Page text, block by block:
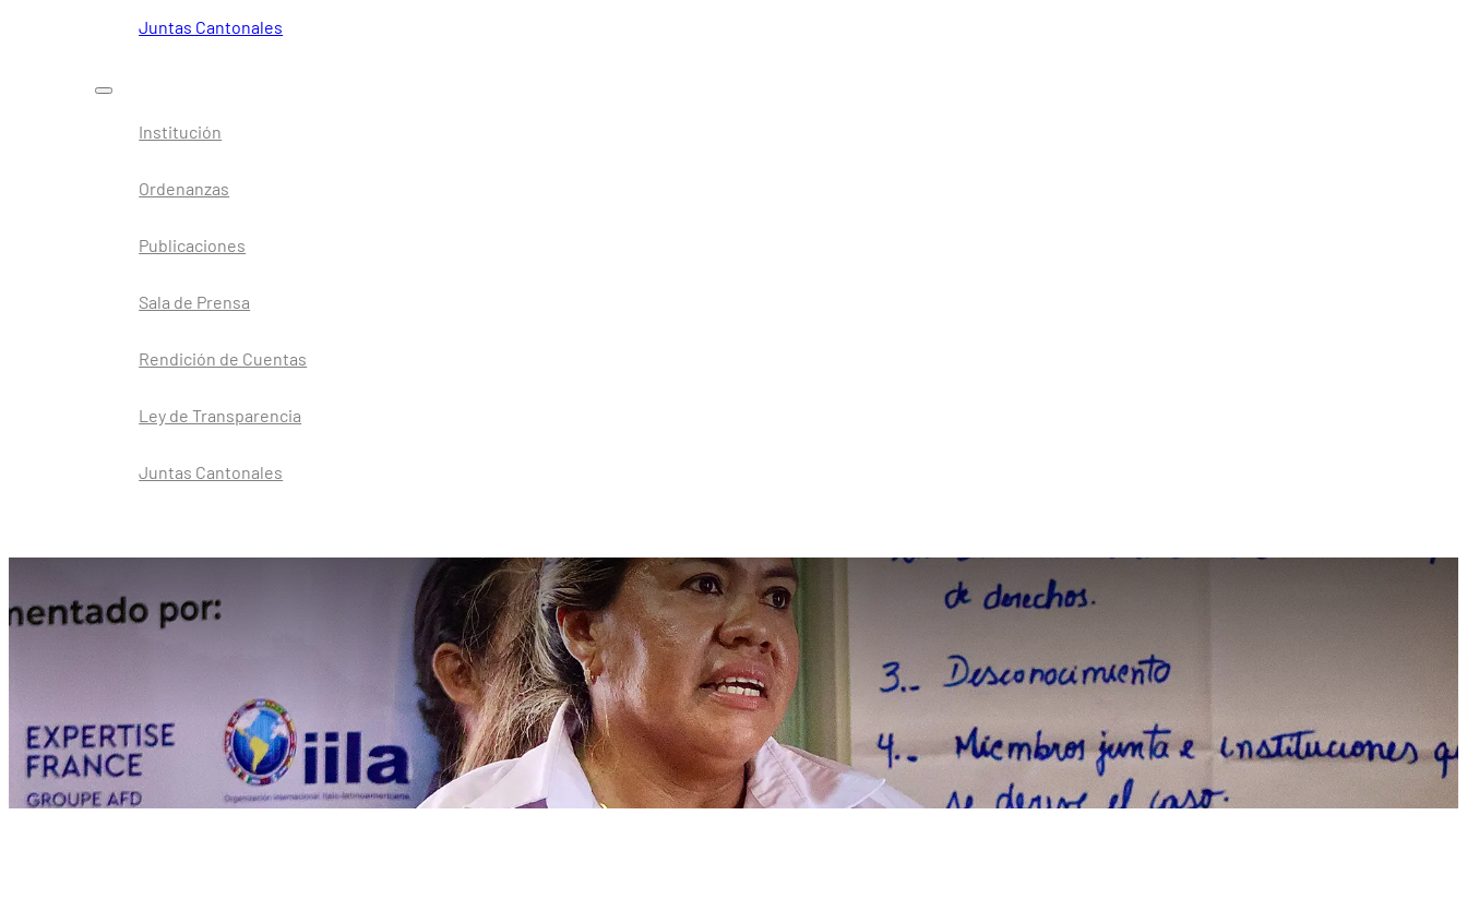
Juntas Cantonales
Institución
Ordenanzas
Publicaciones
Sala de Prensa
Rendición de Cuentas
Ley de Transparencia
Juntas Cantonales